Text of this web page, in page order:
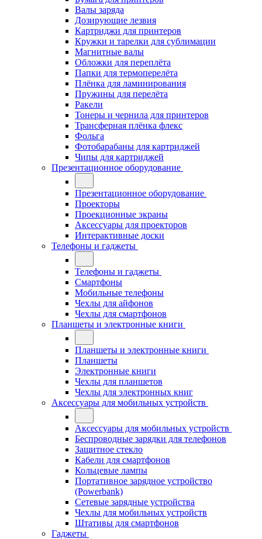
Валы заряда
Дозирующие лезвия
Картриджи для принтеров
Кружки и тарелки для сублимации
Магнитные валы
Обложки для переплёта
Папки для термоперелёта
Плёнка для ламинирования
Пружины для перелёта
Ракели
Тонеры и чернила для принтеров
Трансферная плёнка флекс
Фольга
Фотобарабаны для картриджей
Чипы для картриджей
Презентационное оборудование
Презентационное оборудование
Проекторы
Проекционные экраны
Аксессуары для проекторов
Интерактивные доски
Телефоны и гаджеты
Телефоны и гаджеты
Смартфоны
Мобильные телефоны
Чехлы для айфонов
Чехлы для смартфонов
Планшеты и электронные книги
Планшеты и электронные книги
Планшеты
Электронные книги
Чехлы для планшетов
Чехлы для электронных книг
Аксессуары для мобильных устройств
Аксессуары для мобильных устройств
Беспроводные зарядки для телефонов
Защитное стекло
Кабели для смартфонов
Кольцевые лампы
Портативное зарядное устройство
(Powerbank)
Сетевые зарядные устройства
Чехлы для мобильных устройств
Штативы для смартфонов
Гаджеты